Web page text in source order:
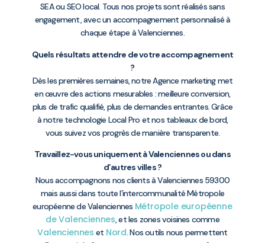
SEA ou SEO local. Tous nos projets sont réalisés sans
engagement, avec un accompagnement personnalisé à
chaque étape à Valenciennes.
Quels résultats attendre de votre accompagnement
?
Dès les premières semaines, notre Agence marketing met
en œuvre des actions mesurables : meilleure conversion,
plus de trafic qualifié, plus de demandes entrantes. Grâce
à notre technologie Local Pro et nos tableaux de bord,
vous suivez vos progrès de manière transparente.
Travaillez-vous uniquement à Valenciennes ou dans
d’autres villes ?
Nous accompagnons nos clients à Valenciennes 59300
mais aussi dans toute l’intercommunalité Métropole
européenne de Valenciennes Métropole européenne
de Valenciennes, et les zones voisines comme
Valenciennes et Nord. Nos outils nous permettent